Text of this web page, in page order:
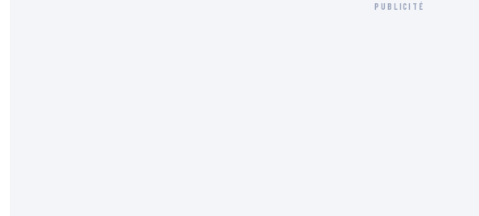
PUBLICITÉ